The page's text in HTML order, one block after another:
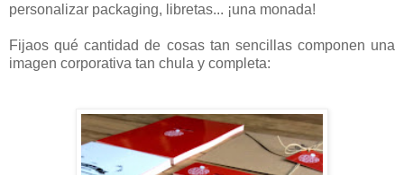
personalizar packaging, libretas... ¡una monada!
Fijaos qué cantidad de cosas tan sencillas componen una
imagen corporativa tan chula y completa: